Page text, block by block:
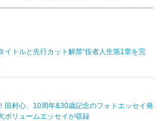
イトルと先行カット解禁“役者人生第1章を完
田村心、10周年&30歳記念のフォトエッセイ発
ボリュームエッセイが収録